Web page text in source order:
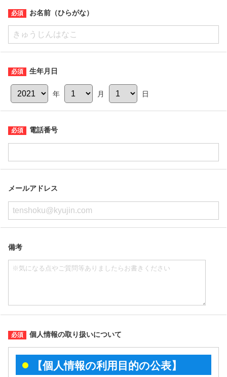
お名前（ひらがな）
生年月日
年 月 日
電話番号
メールアドレス
備考
個人情報の取り扱いについて
【個人情報の利用目的の公表】